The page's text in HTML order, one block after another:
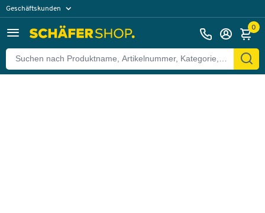
Geschäftskunden
0
Zurück